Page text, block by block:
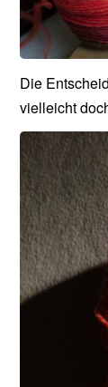
Die
vielleicht